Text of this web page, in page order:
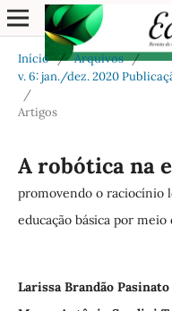
Início / Arquivos /
v. 6: jan./dez. 2020
/
Artigos
A robótica na
promovendo o raciocínio
educação básica por
Larissa Brandão Pasinato